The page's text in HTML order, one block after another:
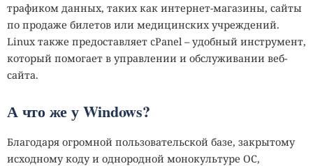
трафиком данных, таких как интернет-магазины, сайты
по продаже билетов или медицинских учреждений.
Linux также предоставляет cPanel –удобный инструмент,
который помогает в управлении и обслуживании веб-
сайта.
А что же у Windows?
Благодаря огромной пользовательской базе, закрытому
исходному коду и однородной монокультуре ОС,